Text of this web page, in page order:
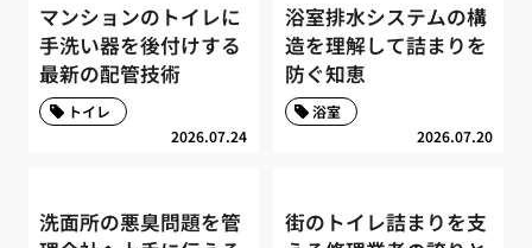
マンションのトイレに
手洗い器を後付けする
最新の配管技術
2026.07.24
トイレ
浴室排水システムの構
造を理解して詰まりを
防ぐ知恵
2026.07.20
浴室
洗面所の悪臭問題を管
街のトイレ詰まりを支